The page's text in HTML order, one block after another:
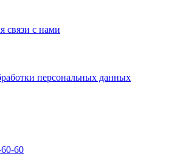
связи с нами
персональных данных
60